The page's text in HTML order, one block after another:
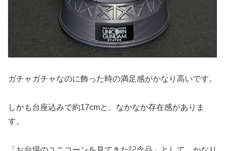
ガチャガチャなのに飾った時の満足感がかなり高いです。
しかも台座込みで約17cmと、なかなか存在感がありま
す。